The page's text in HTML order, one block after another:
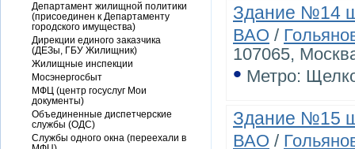
Здание №14
ВАО /
107065,
• Метро:
Здание №15
ВАО /
Департамент жилищной политики
(присоединен к Департаменту
городского имущества)
Дирекции единого заказчика
(ДЕЗы, ГБУ Жилищник)
Жилищные инспекции
Мосэнергосбыт
МФЦ (центр госуслуг Мои
документы)
Объединенные диспетчерские
службы (ОДС)
Службы одного окна (переехали в